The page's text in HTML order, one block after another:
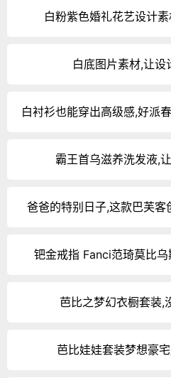
白粉紫色婚礼花艺设计
白底图片素材,让设
白衬衫也能穿出高级感,好派
霸王首乌滋养洗发液,
爸爸的特别日子,这款巴芙
钯金戒指 Fanci范琦莫比
芭比之梦幻衣橱套装,
芭比娃娃套装梦想豪